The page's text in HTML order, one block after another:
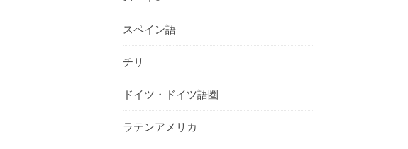
スペイン語
チリ
ドイツ・ドイツ語圏
ラテンアメリカ